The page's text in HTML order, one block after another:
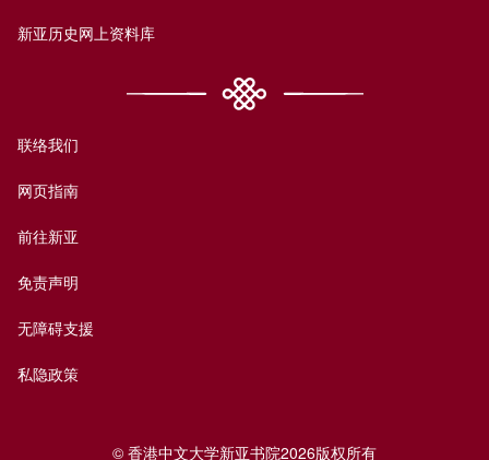
新亚历史网上资料库
联络我们
网页指南
前往新亚
免责声明
无障碍支援
私隐政策
© 香港中文大学新亚书院2026版权所有